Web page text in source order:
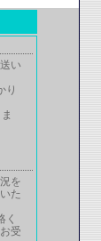
い
り
を
た
く
受